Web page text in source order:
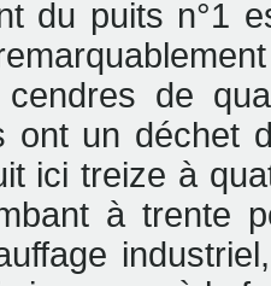
du puits n°1
de
ont un déchet
ici treize à
à trente